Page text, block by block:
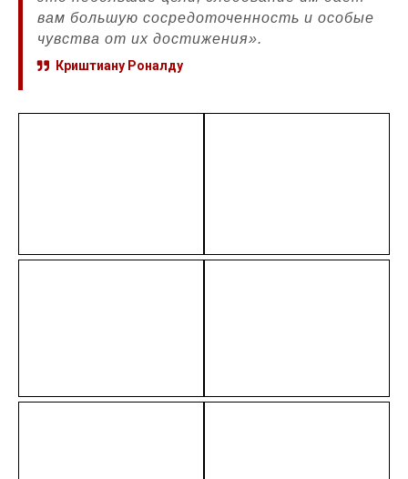
вам большую сосредоточенность и особые
чувства от их достижения».
Криштиану Роналду